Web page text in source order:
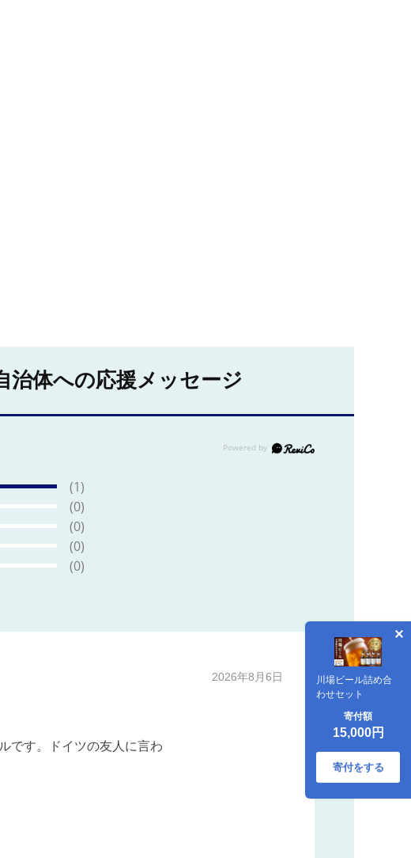
川場ビール詰め合
わせセット
寄付額
15,000円
寄付をする
治体への応援メッセージ
(1)
(0)
(0)
(0)
(0)
2026年8月6日
です。ドイツの友人に言わ